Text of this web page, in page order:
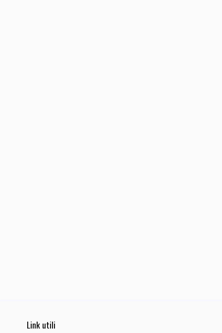
Link utili